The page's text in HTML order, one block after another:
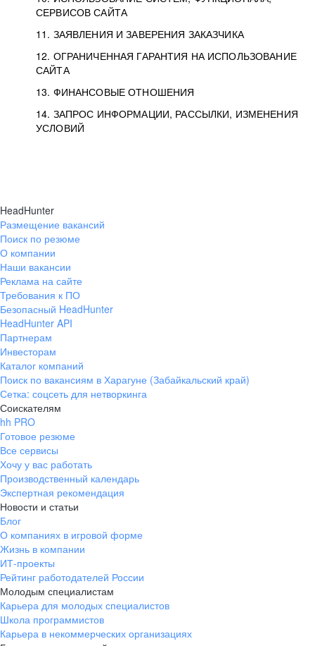
СЕРВИСОВ САЙТА
11. ЗАЯВЛЕНИЯ И ЗАВЕРЕНИЯ ЗАКАЗЧИКА
12. ОГРАНИЧЕННАЯ ГАРАНТИЯ НА ИСПОЛЬЗОВАНИЕ
САЙТА
13. ФИНАНСОВЫЕ ОТНОШЕНИЯ
14. ЗАПРОС ИНФОРМАЦИИ, РАССЫЛКИ, ИЗМЕНЕНИЯ
УСЛОВИЙ
HeadHunter
Размещение вакансий
Поиск по резюме
О компании
Наши вакансии
Реклама на сайте
Требования к ПО
Безопасный HeadHunter
HeadHunter API
Партнерам
Инвесторам
Каталог компаний
Поиск по вакансиям в Харагуне (Забайкальский край)
Сетка: соцсеть для нетворкинга
Соискателям
hh PRO
Готовое резюме
Все сервисы
Хочу у вас работать
Производственный календарь
Экспертная рекомендация
Новости и статьи
Блог
О компаниях в игровой форме
Жизнь в компании
ИТ-проекты
Рейтинг работодателей России
Молодым специалистам
Карьера для молодых специалистов
Школа программистов
Карьера в некоммерческих организациях